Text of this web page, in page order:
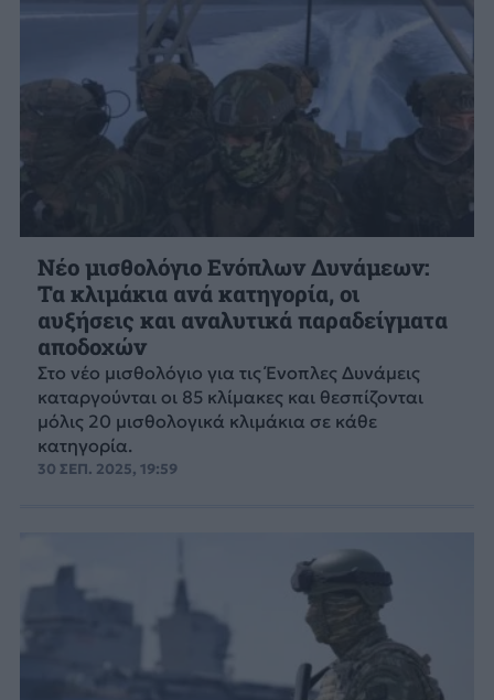
Νέο μισθολόγιο Ενόπλων Δυνάμεων:
Τα κλιμάκια ανά κατηγορία, οι
αυξήσεις και αναλυτικά παραδείγματα
αποδοχών
Στο νέο μισθολόγιο για τις Ένοπλες Δυνάμεις
καταργούνται οι 85 κλίμακες και θεσπίζονται
μόλις 20 μισθολογικά κλιμάκια σε κάθε
κατηγορία.
30 ΣΕΠ. 2025, 19:59